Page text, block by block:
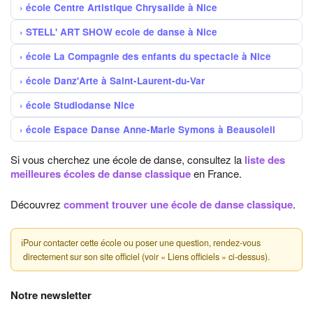
école Centre Artistique Chrysalide à Nice
STELL' ART SHOW ecole de danse à Nice
école La Compagnie des enfants du spectacle à Nice
école Danz'Arte à Saint-Laurent-du-Var
école Studiodanse Nice
école Espace Danse Anne-Marie Symons à Beausoleil
Si vous cherchez une école de danse, consultez la liste des
meilleures écoles de danse classiqueen France.
Découvrez comment trouver une école de danse classique.
ℹPour contacter cette école ou poser une question, rendez-vous
directement sur son site officiel (voir « Liens officiels » ci-dessus).
Notre newsletter